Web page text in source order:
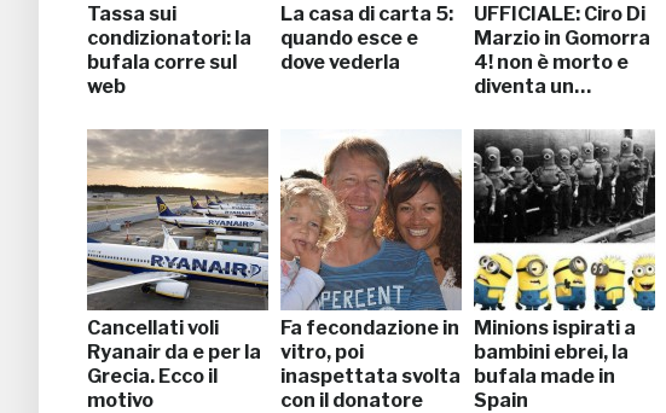
Tassa sui
condizionatori: la
bufala corre sul
web
La casa di carta 5:
quando esce e
dove vederla
UFFICIALE: Ciro Di
Marzio in Gomorra
4! non è morto e
diventa un…
Cancellati voli
Ryanair da e per la
Grecia. Ecco il
motivo
Fa fecondazione in
vitro, poi
inaspettata svolta
con il donatore
Minions ispirati a
bambini ebrei, la
bufala made in
Spain